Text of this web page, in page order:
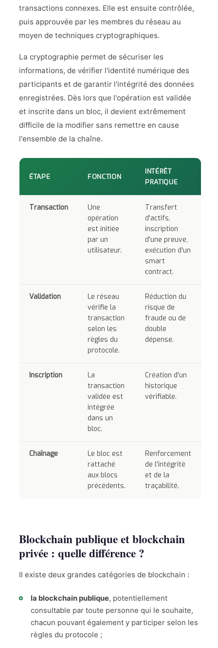
transactions connexes. Elle est ensuite contrôlée,
puis approuvée par les membres du réseau au
moyen de techniques cryptographiques.
La cryptographie permet de sécuriser les
informations, de vérifier l'identité numérique des
participants et de garantir l'intégrité des données
enregistrées. Dès lors que l'opération est validée
et inscrite dans un bloc, il devient extrêmement
difficile de la modifier sans remettre en cause
l'ensemble de la chaîne.
ÉTAPE FONCTION
INTÉRÊT
PRATIQUE
Transaction
Une
opération
est initiée
par un
utilisateur.
Transfert
d'actifs,
inscription
d'une preuve,
exécution d'un
smart
contract.
Validation
Le réseau
vérifie la
transaction
selon les
règles du
protocole.
Réduction du
risque de
fraude ou de
double
dépense.
Inscription
La
transaction
validée est
intégrée
dans un
bloc.
Création d'un
historique
vérifiable.
Chaînage
Le bloc est
rattaché
aux blocs
précédents.
Renforcement
de l'intégrité
et de la
traçabilité.
Blockchain publique et blockchain
privée : quelle différence ?
Il existe deux grandes catégories de blockchain :
la blockchain publique, potentiellement
consultable par toute personne qui le souhaite,
chacun pouvant également y participer selon les
règles du protocole ;